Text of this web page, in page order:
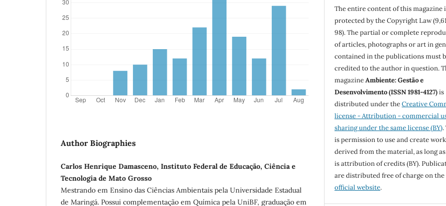
Author Biographies
Carlos Henrique Damasceno, Instituto Federal de Educação, Ciência e
Tecnologia de Mato Grosso
Mestrando em Ensino das Ciências Ambientais pela Universidade Estadual
de Maringá. Possui complementação em Química pela UniBF, graduação em
The entire content of this magazine
protected by the Copyright Law
98). The partial or complete
of articles, photographs or art in
contained in the publications must
credited to the author in question.
magazineAmbiente: Gestão e
Desenvolvimento (ISSN 1981-4127)is
distributed under theCreative
license - Attribution - commercial
sharing under the same license (BY)
is permission to use and create
derived from the material, as long
is attribution of credits (BY).
are distributed free of charge on the
official website.